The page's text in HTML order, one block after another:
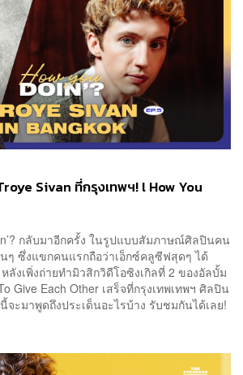
Sivan ที่กรุงเทพฯ! l How You
กลับมาอีกครั้ง ในรูปแบบสัมภาษณ์ศิลปินคน
ๆ ซึ่งแขกคนแรกถือว่าเอ็กซ์คลูซีฟสุดๆ ได้
ลังเพิ่งถ่ายทำมิวสิกวิดีโอซิงเกิลที่ 2 ของอัลบั้ม
Give Each Other เสร็จที่กรุงเทพเทพฯ ศิลปิน
จะมาพูดถึงประเด็นอะไรบ้าง รับชมกันได้เลย!